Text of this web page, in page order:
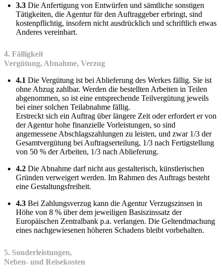
3.3 Die Anfertigung von Entwürfen und sämtliche sonstigen
Tätigkeiten, die Agentur für den Auftraggeber erbringt, sind
kostenpflichtig, insofern nicht ausdrücklich und schriftlich etwas
Anderes vereinbart.
4. Fälligkeit
Vergütung, Abnahme, Verzug
4.1 Die Vergütung ist bei Ablieferung des Werkes fällig. Sie ist
ohne Abzug zahlbar. Werden die bestellten Arbeiten in Teilen
abgenommen, so ist eine entsprechende Teilvergütung jeweils
bei einer solchen Teilabnahme fällig.
Erstreckt sich ein Auftrag über längere Zeit oder erfordert er von
der Agentur hohe finanzielle Vorleistungen, so sind
angemessene Abschlagszahlungen zu leisten, und zwar 1/3 der
Gesamtvergütung bei Auftragserteilung, 1/3 nach Fertigstellung
von 50 % der Arbeiten, 1/3 nach Ablieferung.
4.2 Die Abnahme darf nicht aus gestalterisch, künstlerischen
Gründen verweigert werden. Im Rahmen des Auftrags besteht
eine Gestaltungsfreiheit.
4.3 Bei Zahlungsverzug kann die Agentur Verzugszinsen in
Höhe von 8 % über dem jeweiligen Basiszinssatz der
Europäischen Zentralbank p.a. verlangen. Die Geltendmachung
eines nachgewiesenen höheren Schadens bleibt vorbehalten.
5. Sonderleistungen,
Neben- und Reisekosten